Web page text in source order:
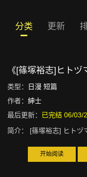
分类 更新
《[篠塚裕志]ヒトヅ
类型： 日漫 短篇
作者： 紳士
最后更新： 已完结 06/03/
简介：
[篠塚裕志] ヒトヅ
开始阅读